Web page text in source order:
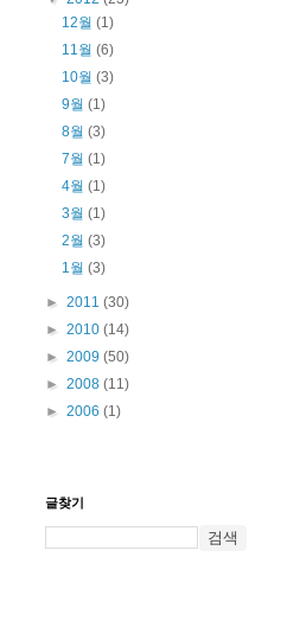
12월(1)
11월(6)
10월(3)
9월(1)
8월(3)
7월(1)
4월(1)
3월(1)
2월(3)
1월(3)
► 2011 (30)
► 2010 (14)
► 2009 (50)
► 2008 (11)
► 2006 (1)
글찾기